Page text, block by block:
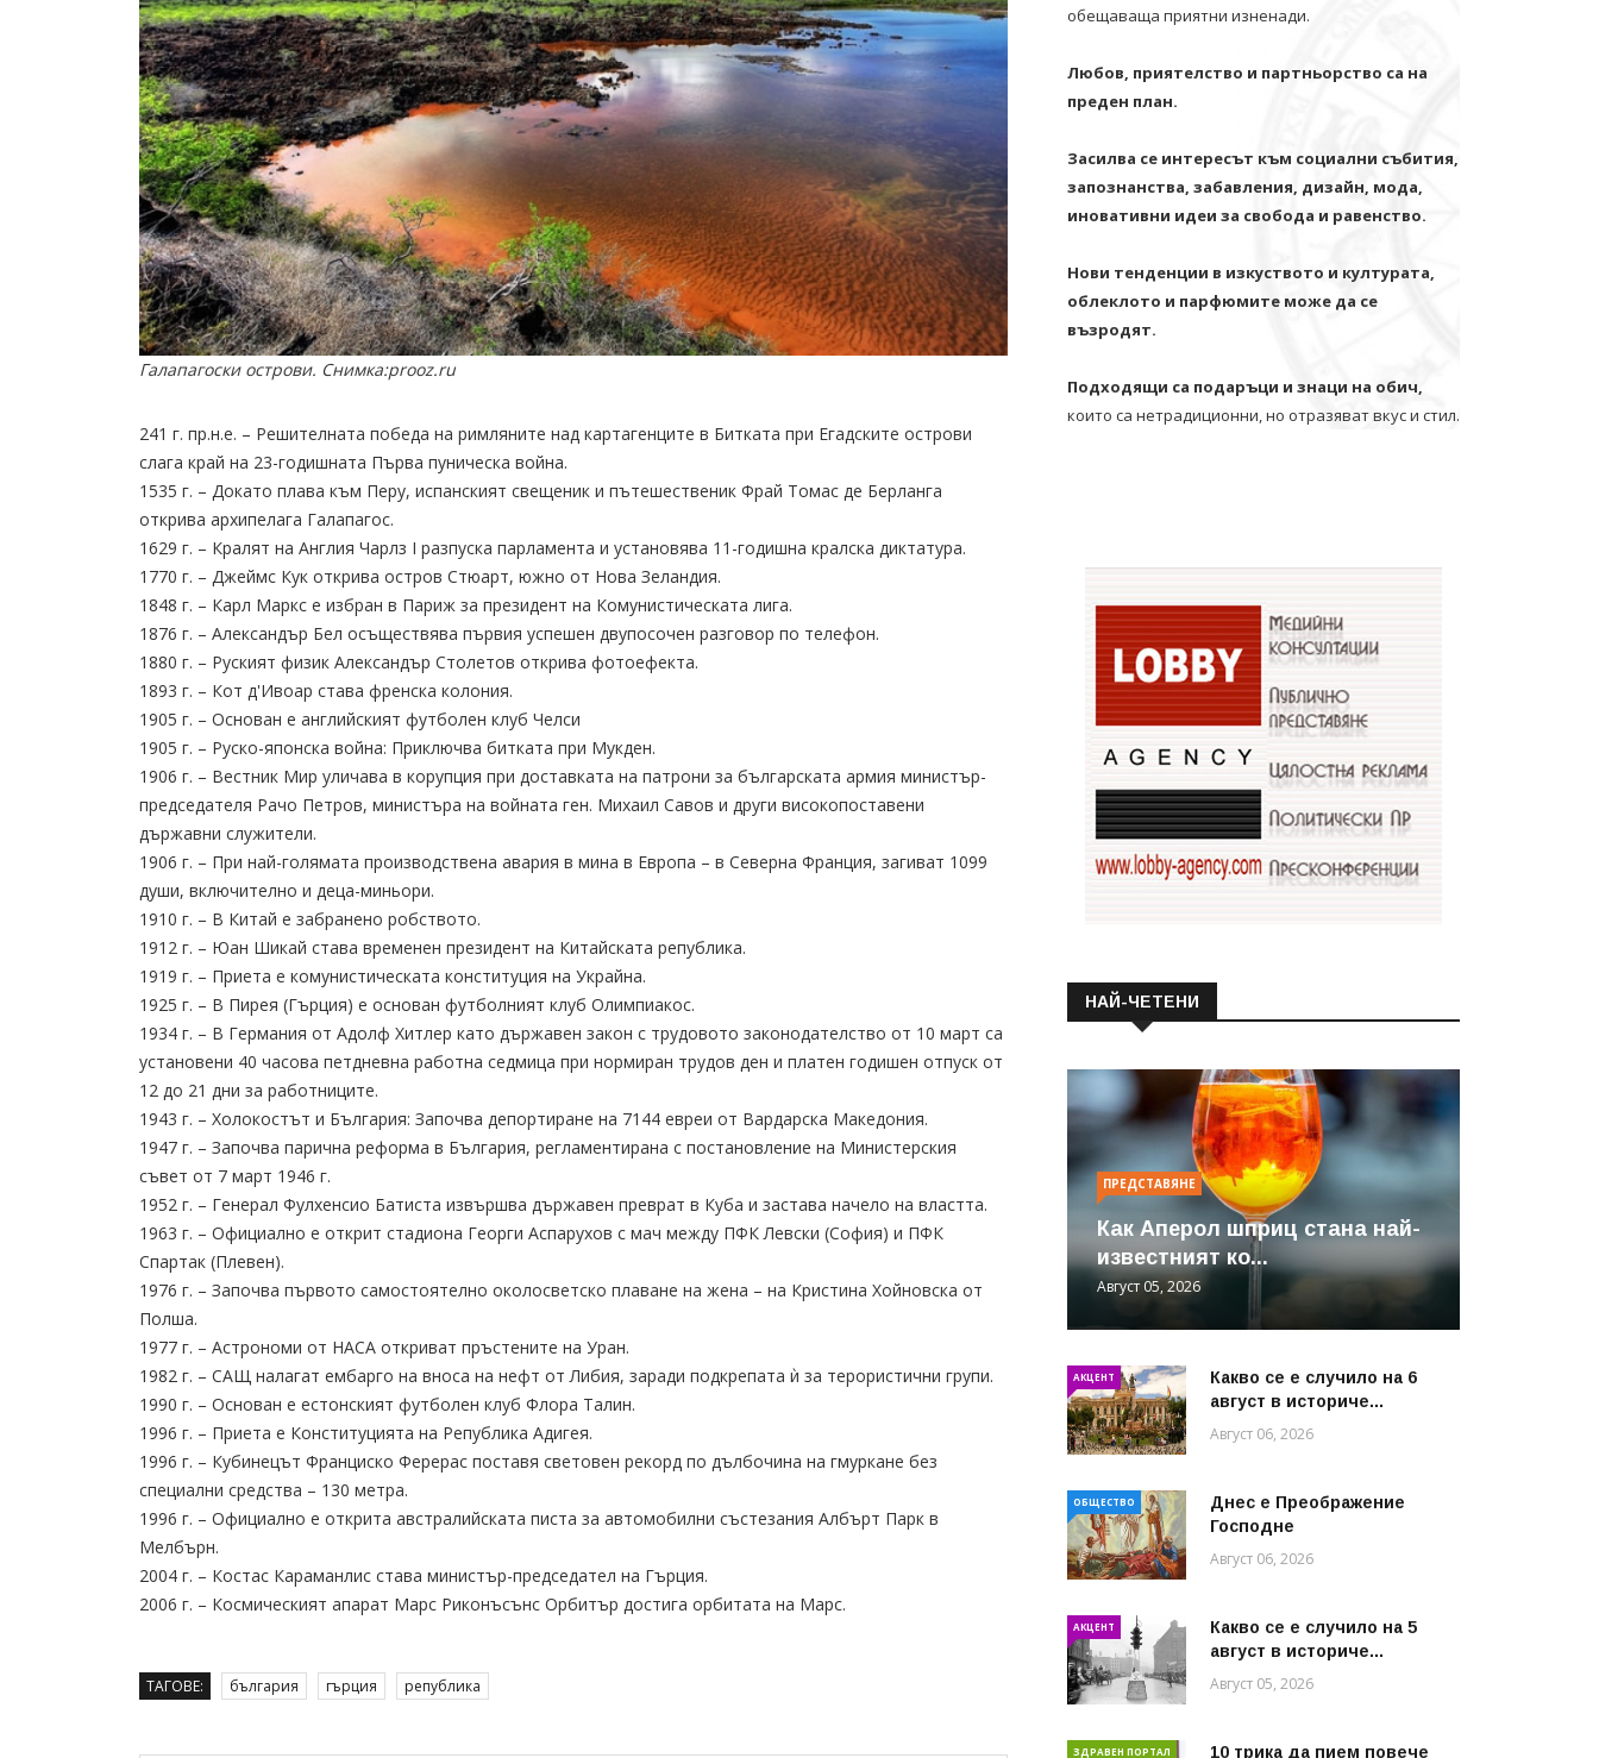
Галапагоски острови. Снимка:prooz.ru
241 г. пр.н.е. – Решителната победа на римляните над картагенците в Битката при Егадските острови
слага край на 23-годишната Първа пуническа война.
1535 г. – Докато плава към Перу, испанският свещеник и пътешественик Фрай Томас де Берланга
открива архипелага Галапагос.
1629 г. – Кралят на Англия Чарлз I разпуска парламента и установява 11-годишна кралска диктатура.
1770 г. – Джеймс Кук открива остров Стюарт, южно от Нова Зеландия.
1848 г. – Карл Маркс е избран в Париж за президент на Комунистическата лига.
1876 г. – Александър Бел осъществява първия успешен двупосочен разговор по телефон.
1880 г. – Руският физик Александър Столетов открива фотоефекта.
1893 г. – Кот д'Ивоар става френска колония.
1905 г. – Основан е английският футболен клуб Челси
1905 г. – Руско-японска война: Приключва битката при Мукден.
1906 г. – Вестник Мир уличава в корупция при доставката на патрони за българската армия министър-
председателя Рачо Петров, министъра на войната ген. Михаил Савов и други високопоставени
държавни служители.
1906 г. – При най-голямата производствена авария в мина в Европа – в Северна Франция, загиват 1099
души, включително и деца-миньори.
1910 г. – В Китай е забранено робството.
1912 г. – Юан Шикай става временен президент на Китайската република.
1919 г. – Приета е комунистическата конституция на Украйна.
1925 г. – В Пирея (Гърция) е основан футболният клуб Олимпиакос.
1934 г. – B Германия от Адолф Хитлер като държавен закон с трудовото законодателство от 10 март са
установени 40 часова петдневна работна седмица при нормиран трудов ден и платен годишен отпуск от
12 до 21 дни за работниците.
1943 г. – Холокостът и България: Започва депортиране на 7144 евреи от Вардарска Македония.
1947 г. – Започва парична реформа в България, регламентирана с постановление на Министерския
съвет от 7 март 1946 г.
1952 г. – Генерал Фулхенсио Батиста извършва държавен преврат в Куба и застава начело на властта.
1963 г. – Официално е открит стадиона Георги Аспарухов с мач между ПФК Левски (София) и ПФК
Спартак (Плевен).
1976 г. – Започва първото самостоятелно околосветско плаване на жена – на Кристина Хойновска от
Полша.
1977 г. – Астрономи от НАСА откриват пръстените на Уран.
1982 г. – САЩ налагат ембарго на вноса на нефт от Либия, заради подкрепата ѝ за терористични групи.
1990 г. – Основан е естонският футболен клуб Флора Талин.
1996 г. – Приета е Конституцията на Република Адигея.
1996 г. – Кубинецът Франциско Ферерас поставя световен рекорд по дълбочина на гмуркане без
специални средства – 130 метра.
1996 г. – Официално е открита австралийската писта за автомобилни състезания Албърт Парк в
Мелбърн.
2004 г. – Костас Караманлис става министър-председател на Гърция.
2006 г. – Космическият апарат Марс Риконъсънс Орбитър достига орбитата на Марс.
ТАГОВЕ: българия гърция република
обещаваща приятни изненади.
Любов, приятелство и партньорство са на
преден план.
Засилва се интересът към социални събития,
запознанства, забавления, дизайн, мода,
иновативни идеи за свобода и равенство.
Нови тенденции в изкуството и културата,
облеклото и парфюмите може да се
възродят.
Подходящи са подаръци и знаци на обич,
които са нетрадиционни, но отразяват вкус и стил.
НАЙ-ЧЕТЕНИ
ПРЕДСТАВЯНЕ
Как Аперол шприц стана най-
известният ко...
Август 05, 2026
АКЦЕНТ
Какво се е случило на 6
август в историче...
Август 06, 2026
ОБЩЕСТВО
Днес е Преображение
Господне
Август 06, 2026
АКЦЕНТ
Какво се е случило на 5
август в историче...
Август 05, 2026
ЗДРАВЕН ПОРТАЛ
10 трика да пием повече